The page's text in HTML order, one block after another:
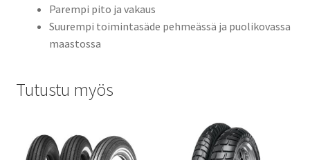
Parempi pito ja vakaus
Suurempi toimintasäde pehmeässä ja puolikovassa
maastossa
Tutustu myös